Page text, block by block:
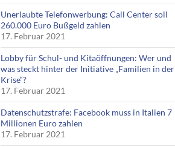
Unerlaubte Telefonwerbung: Call Center soll
260.000 Euro Bußgeld zahlen
17. Februar 2021
Lobby für Schul- und Kitaöffnungen: Wer und
was steckt hinter der Initiative „Familien in der
Krise“?
17. Februar 2021
Datenschutzstrafe: Facebook muss in Italien 7
Millionen Euro zahlen
17. Februar 2021